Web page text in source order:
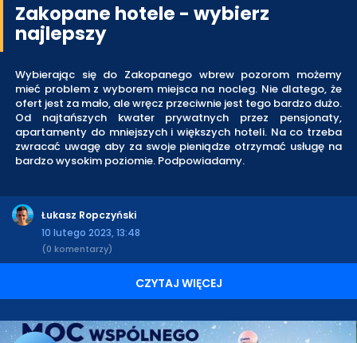
Zakopane hotele - wybierz
najlepszy
Wybierając się do Zakopanego wbrew pozorom możemy
mieć problem z wyborem miejsca na nocleg. Nie dlatego, że
ofert jest za mało, ale wręcz przeciwnie jest tego bardzo dużo.
Od najtańszych kwater prywatnych przez pensjonaty,
apartamenty do mniejszych i większych hoteli. Na co trzeba
zwracać uwagę aby za swoje pieniądze otrzymać usługę na
bardzo wysokim poziomie. Podpowiadamy.
Łukasz Ropczyński
10 lutego 2023, 13:48
(0 komentarzy)
CZYTAJ WIĘCEJ